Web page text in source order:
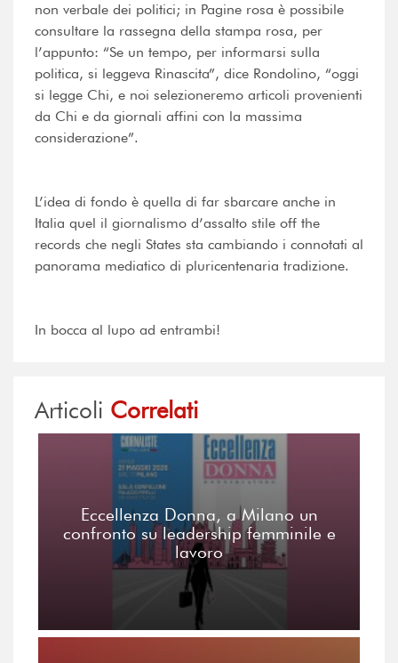
non verbale dei politici; in Pagine rosa è possibile
consultare la rassegna della stampa rosa, per
l’appunto: “Se un tempo, per informarsi sulla
politica, si leggeva Rinascita”, dice Rondolino, “oggi
si legge Chi, e noi selezioneremo articoli provenienti
da Chi e da giornali affini con la massima
considerazione”.
L’idea di fondo è quella di far sbarcare anche in
Italia quel il giornalismo d’assalto stile off the
records che negli States sta cambiando i connotati al
panorama mediatico di pluricentenaria tradizione.
In bocca al lupo ad entrambi!
Articoli Correlati
Eccellenza Donna, a Milano un
confronto su leadership femminile e
lavoro